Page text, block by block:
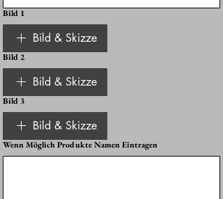
Bild 1
Bild & Skizze
Bild 2
Bild & Skizze
Bild 3
Bild & Skizze
Wenn Möglich Produkte Namen Eintragen